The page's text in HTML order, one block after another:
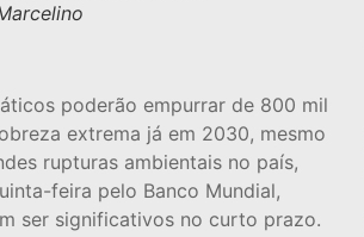
poderão empurrar de 800 mil
extrema já em 2030, mesmo
rupturas ambientais no país,
feira pelo Banco Mundial,
ser significativos no curto prazo.